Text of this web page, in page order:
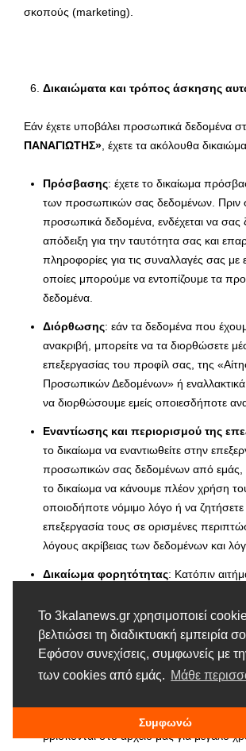
Το 3kalanews.gr χρησιμοποιεί
βελτιώσει τη διαδικτυακή εμπειρία
Εφόσον συνεχίσεις, συμφωνείς με
των cookies από εμάς. Μάθε
Συμφωνώ
σκοπούς (marketing).
Δικαιώματα και τρόπος άσκησης
Εάν έχετε υποβάλει προσωπικά δεδομένα
ΠΑΝΑΓΙΩΤΗΣ» , έχετε τα ακόλουθα
Πρόσβασης: έχετε το δικαίωμα
των προσωπικών σας δεδομένων. Πριν
προσωπικά δεδομένα, ενδέχεται να σας
απόδειξη για την ταυτότητα σας και
πληροφορίες για τις συναλλαγές σας με
οποίες μπορούμε να εντοπίζουμε τα
δεδομένα.
Διόρθωσης: εάν τα δεδομένα που
ανακριβή, μπορείτε να τα διορθώσετε
επεξεργασίας του προφίλ σας, της
Προσωπικών Δεδομένων» ή
να διορθώσουμε εμείς οποιεσδήποτε
Εναντίωσης και περιορισμού της
το δικαίωμα να εναντιωθείτε στην
προσωπικών σας δεδομένων από εμάς,
το δικαίωμα να κάνουμε πλέον χρήση
οποιοδήποτε νόμιμο λόγο ή να ζητήσετε
επεξεργασία τους σε ορισμένες
λόγους ακρίβειας των δεδομένων και
Δικαίωμα φορητότητας: Κατόπιν
επεξεργασίας, όπου αυτό τεχνικά
η επεξεργασία βασίζεται στη
αναγκαία για την εκτέλεση σύμβασης
Διαγραφής: έχετε το δικαίωμα να
των δεδομένων σας σε ορισμένες
αυτά δεν είναι πλέον απαραίτητα για
βρίσκονται στο αρχείο μας για μεγάλο